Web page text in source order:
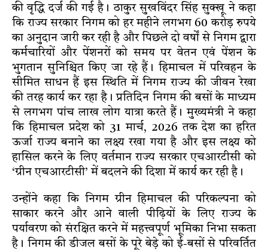
की वृद्धि दर्ज की गई है। ठाकुर सुखविंदर सिंह सुक्खू ने कहा
कि राज्य सरकार निगम को हर महीने लगभग 60 करोड़ रुपये
का अनुदान जारी कर रही है और पिछले दो वर्षों से निगम द्वारा
कर्मचारियों और पेंशनरों को समय पर वेतन एवं पेंशन के
भुगतान सुनिश्चित किए जा रहे हैं। हिमाचल में परिवहन के
सीमित साधन हैं इस स्थिति में निगम राज्य की जीवन रेखा
की तरह कार्य कर रहा है। प्रतिदिन निगम की बसों के माध्यम
से लगभग पांच लाख लोग यात्रा करते हैं। मुख्यमंत्री ने कहा
कि हिमाचल प्रदेश को 31 मार्च, 2026 तक देश का हरित
ऊर्जा राज्य बनाने का लक्ष्य रखा गया है और इस लक्ष्य को
हासिल करने के लिए वर्तमान राज्य सरकार एचआरटीसी को
‘ग्रीन एचआरटीसी’ में बदलने की दिशा में कार्य कर रही है।
उन्होंने कहा कि निगम ग्रीन हिमाचल की परिकल्पना को
साकार करने और आने वाली पीढ़ियों के लिए राज्य के
पर्यावरण को संरक्षित करने में महत्त्वपूर्ण भूमिका निभा सकता
है। निगम की डीजल बसों के पूरे बेड़े को ई-बसों से परिवर्तित